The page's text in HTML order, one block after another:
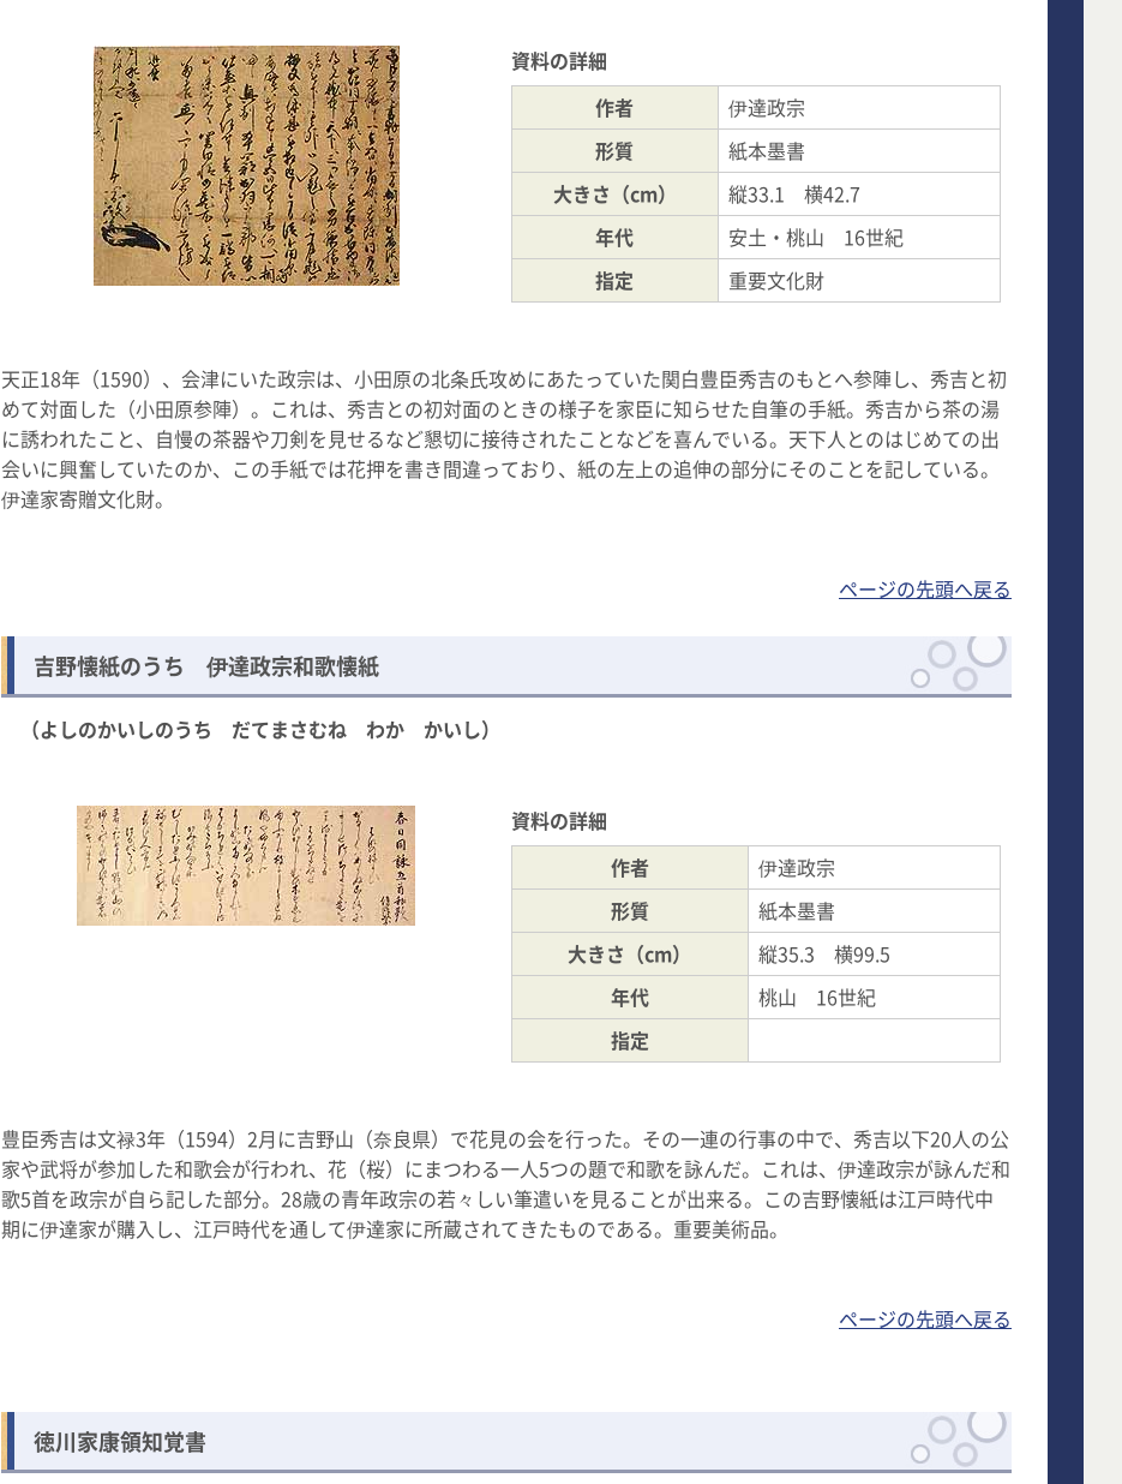
資料の詳細
作者
伊達政宗
形質
紙本墨書
大きさ（cm）
縦33.1 横42.7
年代
安土・桃山 16世紀
指定
重要文化財
天正18年（1590）、会津にいた政宗は、小田原の北条氏攻めにあたっていた関白豊臣秀吉のもとへ参陣し、秀吉と初
めて対面した（小田原参陣）。これは、秀吉との初対面のときの様子を家臣に知らせた自筆の手紙。秀吉から茶の湯
に誘われたこと、自慢の茶器や刀剣を見せるなど懇切に接待されたことなどを喜んでいる。天下人とのはじめての出
会いに興奮していたのか、この手紙では花押を書き間違っており、紙の左上の追伸の部分にそのことを記している。
伊達家寄贈文化財。
ページの先頭へ戻る
吉野懐紙のうち 伊達政宗和歌懐紙
（よしのかいしのうち だてまさむね わか かいし）
資料の詳細
作者
伊達政宗
形質
紙本墨書
大きさ（cm）
縦35.3 横99.5
年代
桃山 16世紀
指定
豊臣秀吉は文禄3年（1594）2月に吉野山（奈良県）で花見の会を行った。その一連の行事の中で、秀吉以下20人の公
家や武将が参加した和歌会が行われ、花（桜）にまつわる一人5つの題で和歌を詠んだ。これは、伊達政宗が詠んだ和
歌5首を政宗が自ら記した部分。28歳の青年政宗の若々しい筆遣いを見ることが出来る。この吉野懐紙は江戸時代中
期に伊達家が購入し、江戸時代を通して伊達家に所蔵されてきたものである。重要美術品。
ページの先頭へ戻る
徳川家康領知覚書